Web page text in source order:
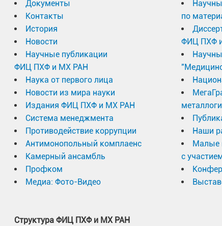
Документы
Контакты
История
Новости
Научные публикации
ФИЦ ПХФ и МХ РАН
Наука от первого лица
Новости из мира науки
Издания ФИЦ ПХФ и МХ РАН
Система менеджмента
Противодействие коррупции
Антимонопольный комплаенс
Камерный ансамбль
Профком
Медиа: Фото-Видео
Структура ФИЦ ПХФ и МХ РАН
по
ФИЦ ПХФ
Наши
Малые
с